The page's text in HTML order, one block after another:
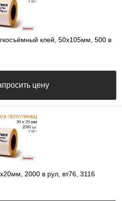
клей, 50х105мм, 500 в
цену
2000 в рул, вт76, 3116